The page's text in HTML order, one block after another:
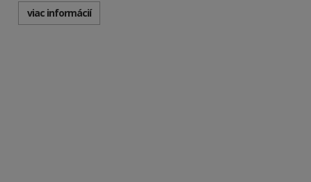
viac informácií